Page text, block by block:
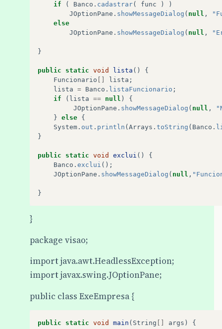
if
( Banco . cadastrar( func )
)
JOptionPane . showMessageDialog ( null ,
else
JOptionPane . showMessageDialog ( null ,
}
public static void lista ()
{
Funcionario
lista ;
lista = Banco . listaFuncionario ;
if
( lista == null )
{
JOptionPane . showMessageDialog ( null ,
} else {
System . out . println ( Arrays . toString ( Banco .
}
public static void exclui ()
{
Banco . exclui ();
JOptionPane . showMessageDialog ( null ,
}
}
package visao;
import java.awt.HeadlessException;
import javax.swing.JOptionPane;
public class ExeEmpresa {
public static void main ( String args )
{